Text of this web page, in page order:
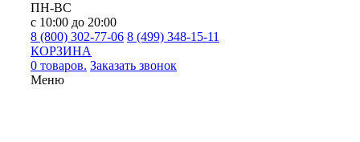
ПН-ВС
с 10:00 до 20:00
8 (800) 302-77-06 8 (499) 348-15-11
КОРЗИНА
0 товаров. Заказать звонок
Меню